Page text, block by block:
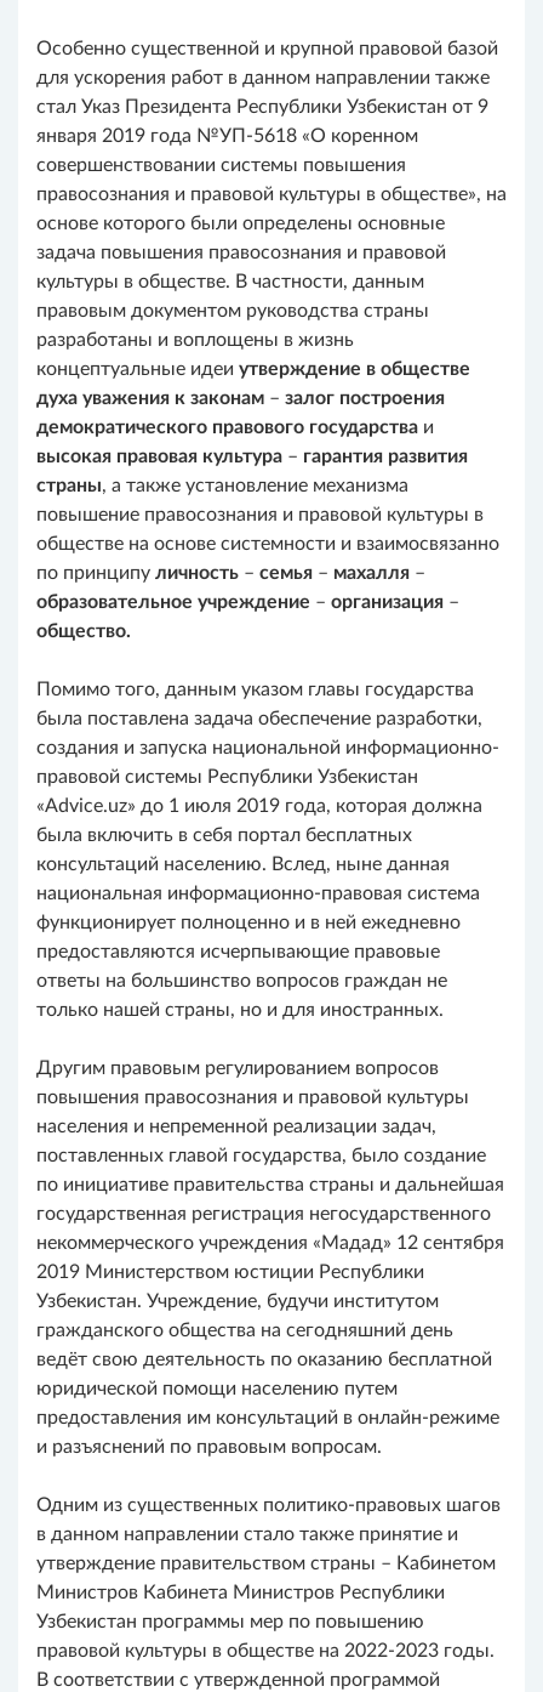
Особенно существенной и крупной правовой базой
для ускорения работ в данном направлении также
стал Указ Президента Республики Узбекистан от 9
января 2019 года №УП-5618 «О коренном
совершенствовании системы повышения
правосознания и правовой культуры в обществе», на
основе которого были определены основные
задача повышения правосознания и правовой
культуры в обществе. В частности, данным
правовым документом руководства страны
разработаны и воплощены в жизнь
концептуальные идеи утверждение в обществе
духа уважения к законам – залог построения
демократического правового государства и
высокая правовая культура – гарантия развития
страны, а также установление механизма
повышение правосознания и правовой культуры в
обществе на основе системности и взаимосвязанно
по принципу личность – семья – махалля –
образовательное учреждение – организация –
общество.
Помимо того, данным указом главы государства
была поставлена задача обеспечение разработки,
создания и запуска национальной информационно-
правовой системы Республики Узбекистан
«Advice.uz» до 1 июля 2019 года, которая должна
была включить в себя портал бесплатных
консультаций населению. Вслед, ныне данная
национальная информационно-правовая система
функционирует полноценно и в ней ежедневно
предоставляются исчерпывающие правовые
ответы на большинство вопросов граждан не
только нашей страны, но и для иностранных.
Другим правовым регулированием вопросов
повышения правосознания и правовой культуры
населения и непременной реализации задач,
поставленных главой государства, было создание
по инициативе правительства страны и дальнейшая
государственная регистрация негосударственного
некоммерческого учреждения «Мадад» 12 сентября
2019 Министерством юстиции Республики
Узбекистан. Учреждение, будучи институтом
гражданского общества на сегодняшний день
ведёт свою деятельность по оказанию бесплатной
юридической помощи населению путем
предоставления им консультаций в онлайн-режиме
и разъяснений по правовым вопросам.
Одним из существенных политико-правовых шагов
в данном направлении стало также принятие и
утверждение правительством страны – Кабинетом
Министров Кабинета Министров Республики
Узбекистан программы мер по повышению
правовой культуры в обществе на 2022-2023 годы.
В соответствии с утвержденной программой